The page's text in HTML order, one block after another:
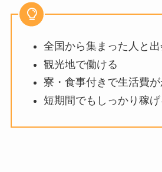
全国から集まった人と出
観光地で働ける
寮・食事付きで生活費
短期間でもしっかり稼げ